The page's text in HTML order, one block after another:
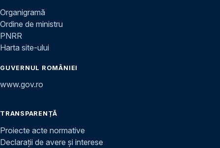
Organigramă
Ordine de ministru
PNRR
Harta site-ului
GUVERNUL ROMÂNIEI
www.gov.ro
TRANSPARENȚĂ
Proiecte acte normative
Declarații de avere și interese